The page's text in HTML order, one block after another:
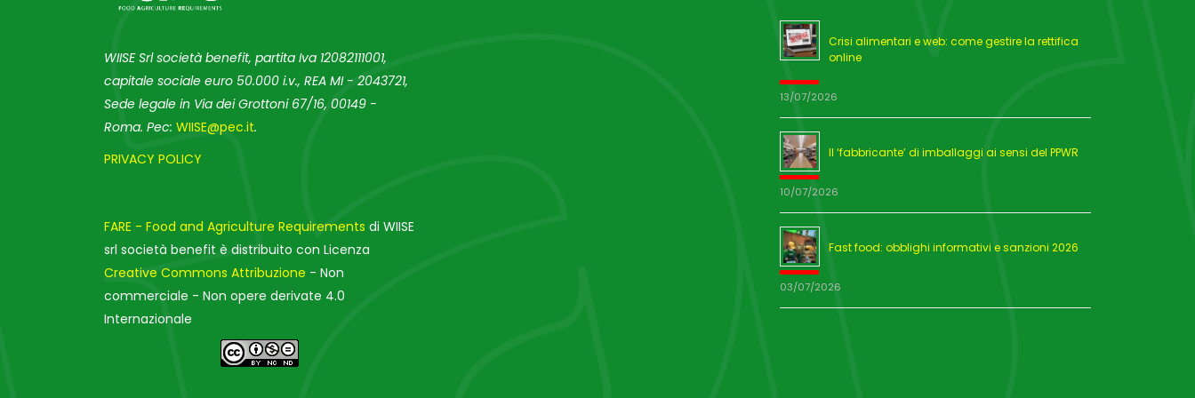
WIISE Srl società benefit, partita Iva 12082111001,
capitale sociale euro 50.000 i.v., REA MI - 2043721,
Sede legale in Via dei Grottoni 67/16, 00149 -
Roma. Pec: WIISE@pec.it.
PRIVACY POLICY
FARE - Food and Agriculture Requirements di WIISE
srl società benefit è distribuito con Licenza
Creative Commons Attribuzione - Non
commerciale - Non opere derivate 4.0
Internazionale
Crisi alimentari e web: come gestire la rettifica
online
13/07/2026
Il ‘fabbricante’ di imballaggi ai sensi del PPWR
10/07/2026
Fast food: obblighi informativi e sanzioni 2026
03/07/2026